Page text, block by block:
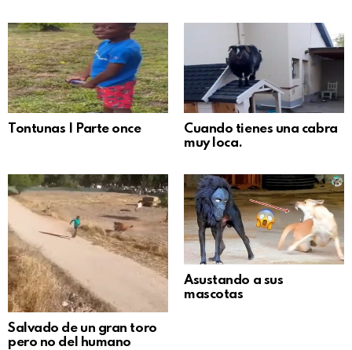
Tontunas | Parte once
Cuando tienes una cabra
muy loca.
Salvado de un gran toro
pero no del humano
Asustando a sus
mascotas